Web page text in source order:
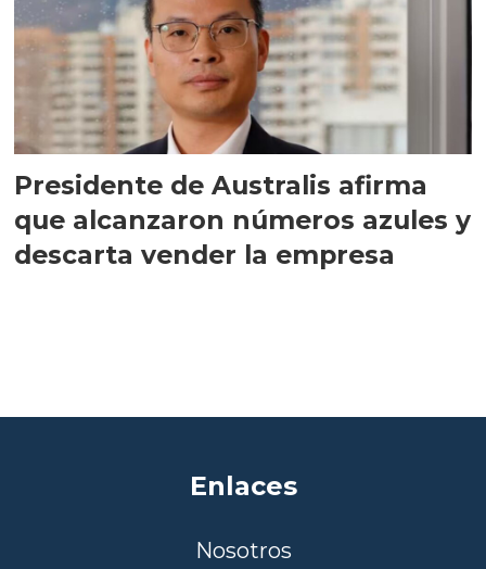
Presidente de Australis afirma
que alcanzaron números azules y
descarta vender la empresa
Enlaces
Nosotros